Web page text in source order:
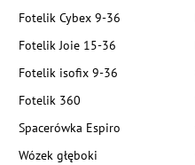
Fotelik Cybex 9-36
Fotelik Joie 15-36
Fotelik isofix 9-36
Fotelik 360
Spacerówka Espiro
Wózek głęboki